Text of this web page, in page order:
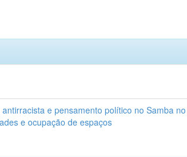
antirracista e pensamento político no Samba
e ocupação de espaços